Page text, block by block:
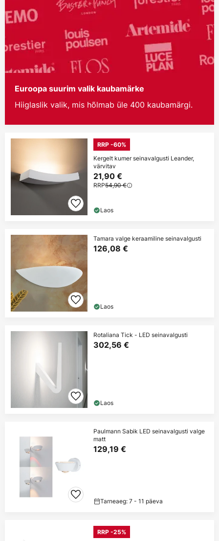
Euroopa suurim valik kaubamärke
Hiiglaslik valik, mis hõlmab üle 400 kaubamärgi.
RRP -60%
Kergelt kumer seinavalgusti Leander,
värvitav
21,90 €
RRP54,90 €
Laos
Tamara valge keraamiline seinavalgusti
126,08 €
Laos
Rotaliana Tick - LED seinavalgusti
302,56 €
Laos
Paulmann Sabik LED seinavalgusti valge
matt
129,19 €
Tarneaeg: 7 - 11 päeva
RRP -25%